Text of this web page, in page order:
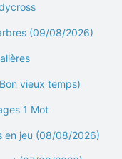
(09/08/2026)
vieux temps)
1 Mot
en jeu (08/08/2026)